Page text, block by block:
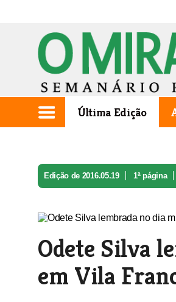
Última Edição
Edição de 2016.05.19 1ª página
Odete Silva
em Vila